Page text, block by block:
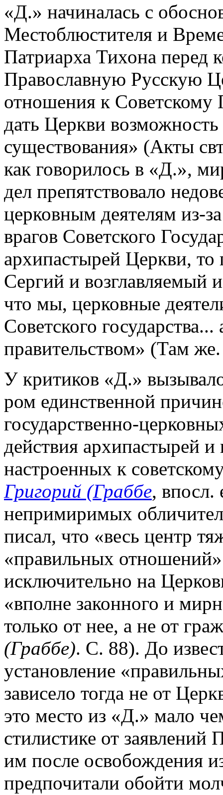
«Д.» начиналась с
Местоблюстителя и
Патриарха Тихона перед
Православную Русскую
отношения к Советскому
дать Церкви
существования» (Акты
как говорилось в «Д.»,
дел препятствовало
церковным деятелям из-
врагов Советского
архипастырей Церкви,
Сергий и возглавляемый
что мы, церковные
Советского
правительством» (Там
У критиков «Д.»
ром единственной
государственно-
действия архипастырей
настроенных к
Григорий (Граббе,
непримиримых
писал, что «весь центр
«правильных
исключительно на
«вполне законного и
только от нее, а не от
(Граббе). С. 88). До
установление
зависело тогда не от
это место из «Д.» мало
стилистике от
им после освобождения
предпочитали обойти